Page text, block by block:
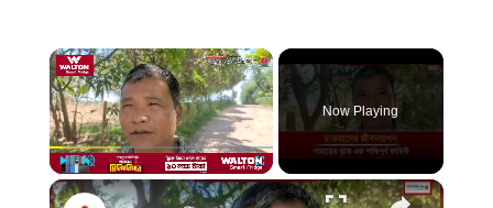
×
Play Unmute Fullscreen
Now Playing
×